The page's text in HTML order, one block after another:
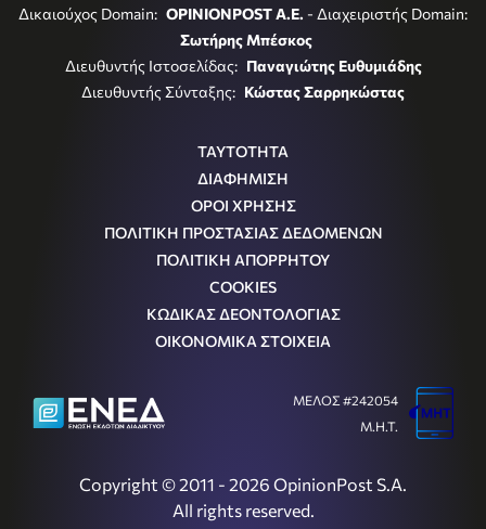
Δικαιούχος Domain: OPINIONPOST A.E. - Διαχειριστής Domain:
Σωτήρης Μπέσκος
Διευθυντής Ιστοσελίδας: Παναγιώτης Ευθυμιάδης
Διευθυντής Σύνταξης: Κώστας Σαρρηκώστας
ΤΑΥΤΟΤΗΤΑ
ΔΙΑΦΗΜΙΣΗ
ΟΡΟΙ ΧΡΗΣΗΣ
ΠΟΛΙΤΙΚΗ ΠΡΟΣΤΑΣΙΑΣ ΔΕΔΟΜΕΝΩΝ
ΠΟΛΙΤΙΚΗ ΑΠΟΡΡΗΤΟΥ
COOKIES
ΚΩΔΙΚΑΣ ΔΕΟΝΤΟΛΟΓΙΑΣ
ΟΙΚΟΝΟΜΙΚΑ ΣΤΟΙΧΕΙΑ
Copyright © 2011 - 2026 OpinionPost S.A.
All rights reserved.
ΜΕΛΟΣ #242054
Μ.Η.Τ.